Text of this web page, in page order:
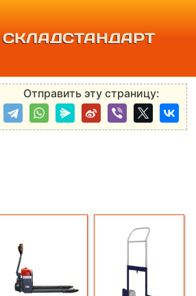
СКЛАДСТАНДАРТ
Отправить эту страницу: